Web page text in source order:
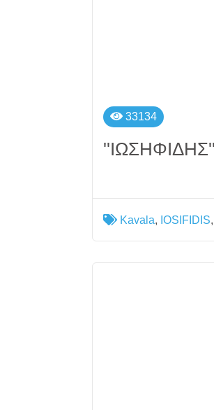
33134
Kavala, IOSIFIDIS,